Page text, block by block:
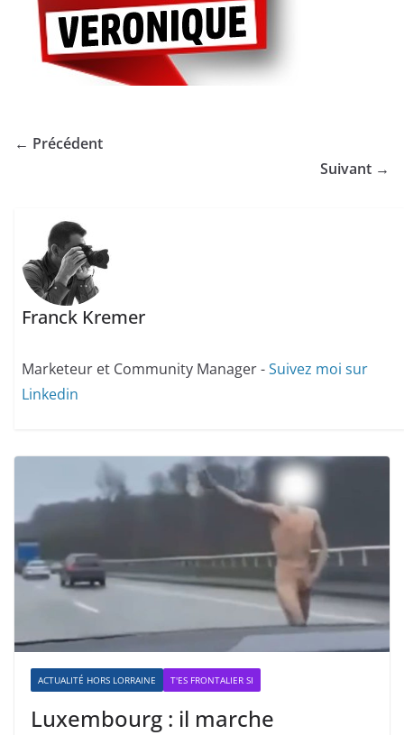
← Précédent
Suivant →
Franck Kremer
Marketeur et Community Manager -Suivez moi sur
Linkedin
ACTUALITÉ HORS LORRAINE T'ES FRONTALIER SI
Luxembourg : il marche